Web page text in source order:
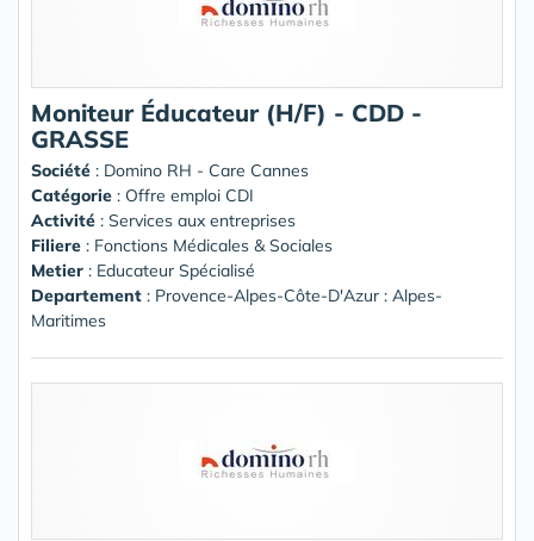
Moniteur Éducateur (H/F) - CDD -
GRASSE
Société : Domino RH - Care Cannes
Catégorie : Offre emploi CDI
Activité : Services aux entreprises
Filiere : Fonctions Médicales & Sociales
Metier : Educateur Spécialisé
Departement : Provence-Alpes-Côte-D'Azur : Alpes-
Maritimes